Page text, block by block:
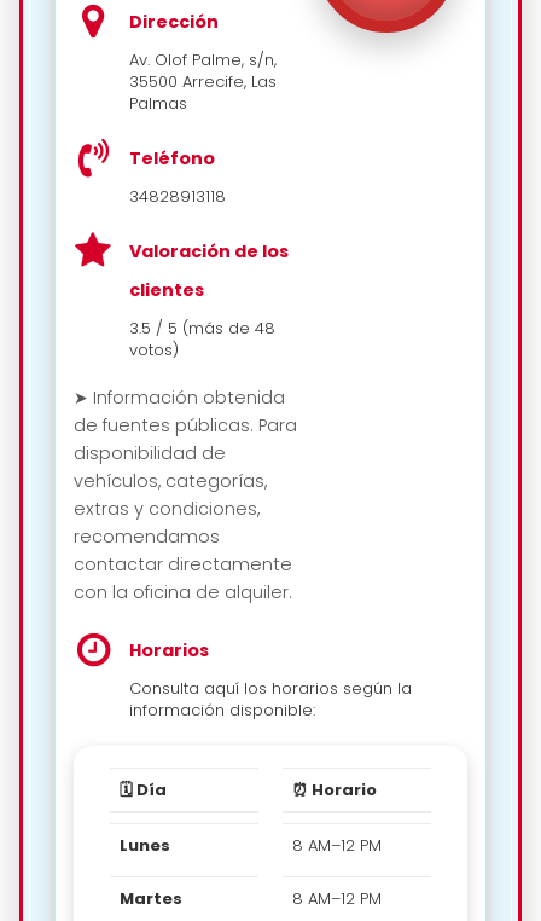
Dirección
Av. Olof Palme, s/n,
35500 Arrecife, Las
Palmas
Teléfono
34828913118
Valoración de los
clientes
3.5 / 5 (más de 48
votos)
➤ Información obtenida
de fuentes públicas. Para
disponibilidad de
vehículos, categorías,
extras y condiciones,
recomendamos
contactar directamente
con la oficina de alquiler.
Horarios
Consulta aquí los horarios según la
información disponible:
🗓️ Día ⏰ Horario
Lunes 8 AM–12 PM
Martes 8 AM–12 PM